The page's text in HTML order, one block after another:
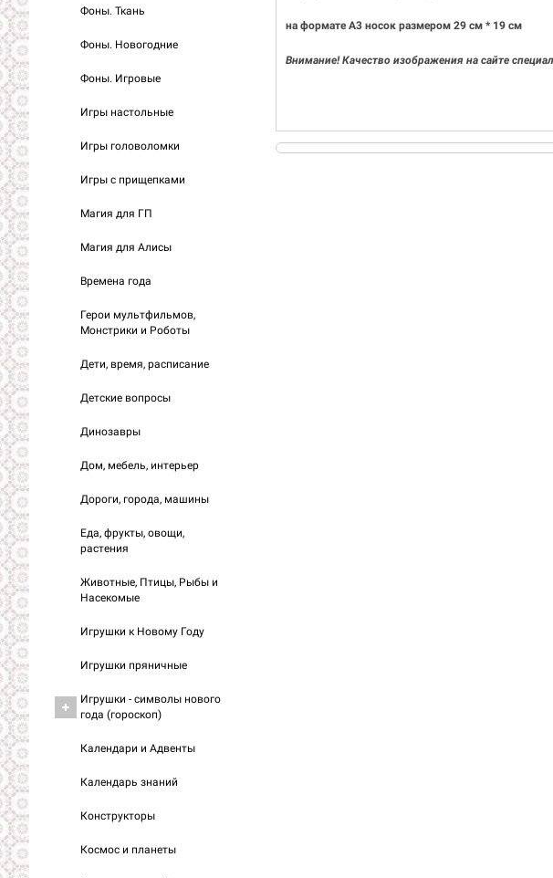
Фоны. Ткань
Фоны. Новогодние
Фоны. Игровые
Игры настольные
Игры головоломки
Игры с прищепками
Магия для ГП
Магия для Алисы
Времена года
Герои мультфильмов,
Монстрики и Роботы
Дети, время, расписание
Детские вопросы
Динозавры
Дом, мебель, интерьер
Дороги, города, машины
Еда, фрукты, овощи,
растения
Животные, Птицы, Рыбы и
Насекомые
Игрушки к Новому Году
Игрушки пряничные
Игрушки - символы нового
года (гороскоп)
Календари и Адвенты
Календарь знаний
Конструкторы
Космос и планеты
на формате А3 носок размером 29 см * 19 см
Внимание! Качество изображения на сайте